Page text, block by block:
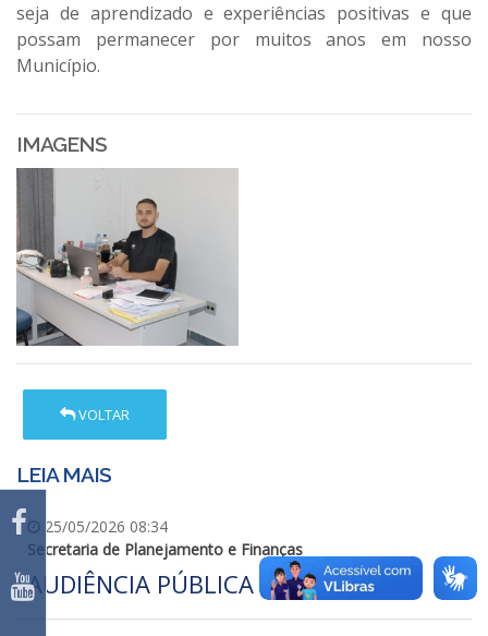
seja de aprendizado e experiências positivas e que
possam permanecer por muitos anos em nosso
Município.
IMAGENS
VOLTAR
LEIA MAIS
25/05/2026 08:34
Secretaria de Planejamento e Finanças
AUDIÊNCIA PÚBLICA